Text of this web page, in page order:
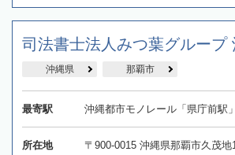
司法書士法人みつ葉グループ
沖縄県 那覇市
最寄駅 沖縄都市モノレール「県庁前駅
所在地
〒900-0015 沖縄県那覇市久茂地